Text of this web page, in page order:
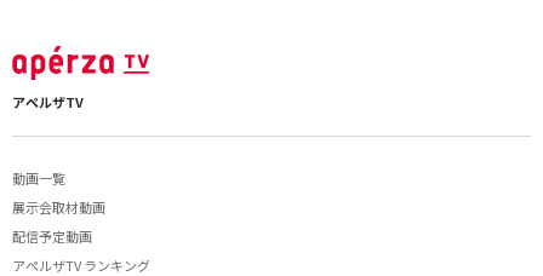
アペルザTV
動画一覧
展示会取材動画
配信予定動画
アペルザTV ランキング